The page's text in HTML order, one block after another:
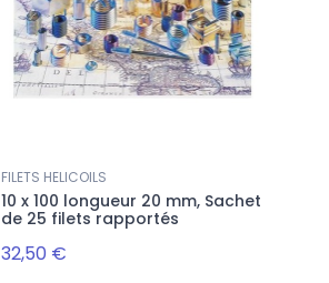
Accueil
FILETS HELICOILS
10 x 100 longueur 20 mm, Sachet
de 25 filets rapportés
32,50 €